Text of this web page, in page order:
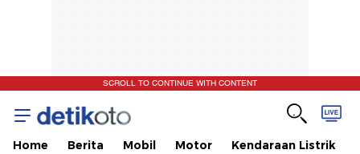
SCROLL TO CONTINUE WITH CONTENT
Home Berita Mobil Motor Kendaraan Listrik